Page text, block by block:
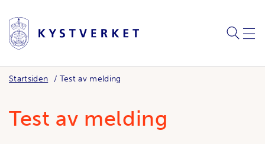
SØK
Startsiden Test av melding
Test av melding